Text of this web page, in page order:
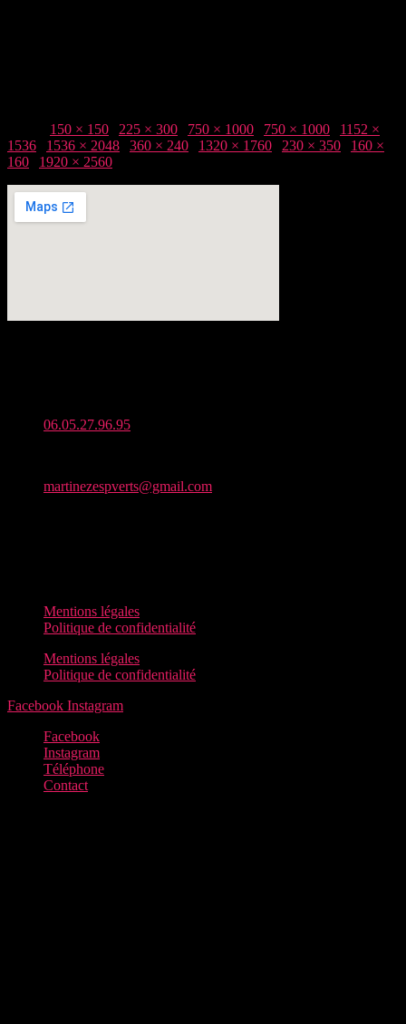
150 × 150 225 × 300 750 × 1000 750 × 1000
1152 ×
1536
1536 × 2048 360 × 240 1320 × 1760 230 × 350
160 ×
160
1920 × 2560
06.05.27.96.95
martinezespverts@gmail.com
Mentions légales
Politique de confidentialité
Mentions légales
Politique de confidentialité
Facebook Instagram
Facebook
Instagram
Téléphone
Contact